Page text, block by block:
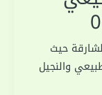
حيث
والنجيل